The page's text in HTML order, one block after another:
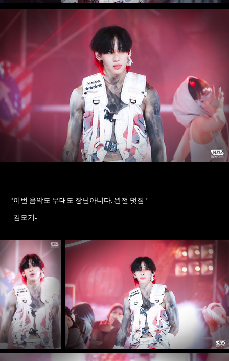
____________
"이번 음악도 무대도 장난아니다. 완전 멋짐 "
-김모기-